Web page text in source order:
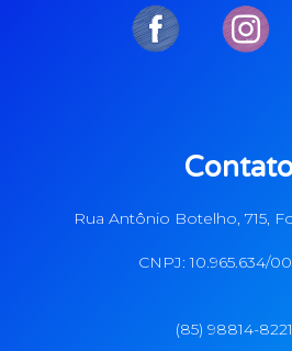
Rua Antônio Botelho, 715,
CNPJ: 10.965.634/
(85) 98814-8221